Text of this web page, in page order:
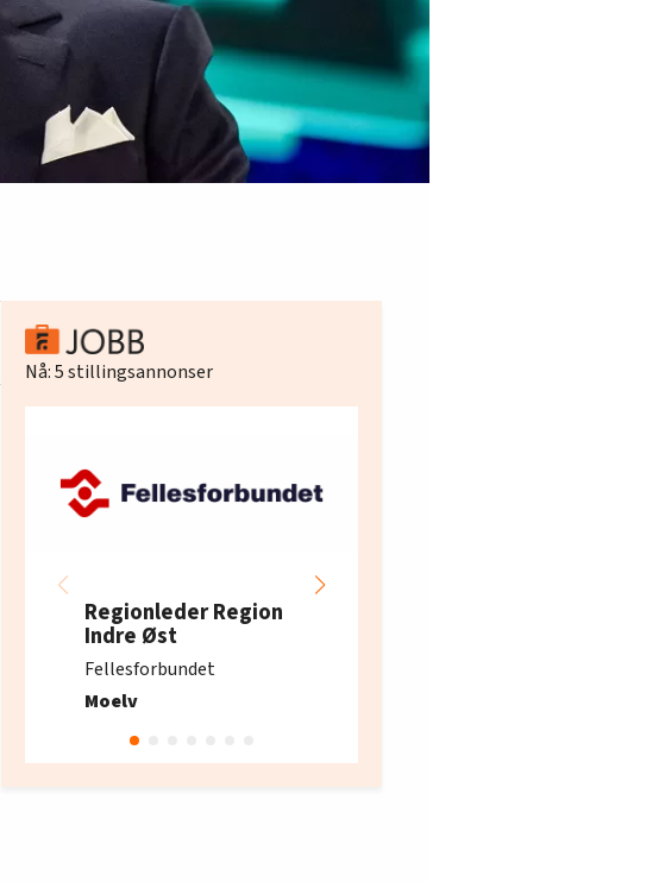
Nå:5stillingsannonser
Regionleder Region
Indre Øst
Fellesforbundet
Moelv